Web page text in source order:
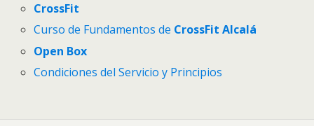
CrossFit
Curso de Fundamentos de CrossFit Alcalá
Open Box
Condiciones del Servicio y Principios